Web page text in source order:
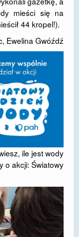
MIASTA
mieści się na
44 kropel!).
Ewelina Gwóźdź
ile jest wody
o akcji: Światowy